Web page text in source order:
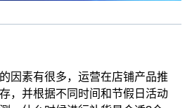
因素有很多，运营在店铺产品推
，并根据不同时间和节假日活动